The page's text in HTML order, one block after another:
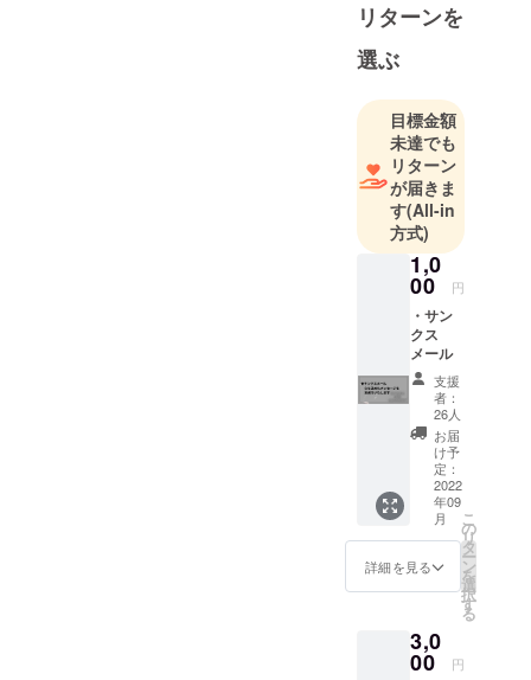
に、様々な
施設やイベ
ントでの演
奏活動、ま
た海外への
オンライン
演奏などを
行う。メン
バーのほと
んど全員が
大学から三
味線を始め
るが、全
国・世界大
会ともに準
優勝経験を
持つ。創立8
年目の今年
度は、約20
名の新入生
を迎え、総
勢60名でま
すます活動
ている。
リターンを
選ぶ
目標金額
未達でも
リターン
が届きま
す(All-in
方式)
1,0
00 円
・サン
クス
メール
支援
者：
26人
お届
け予
定：
2022
年09
月
詳細を見る
こ
の
リ
タ
ー
ン
を
選
択
す
る
3,0
00 円